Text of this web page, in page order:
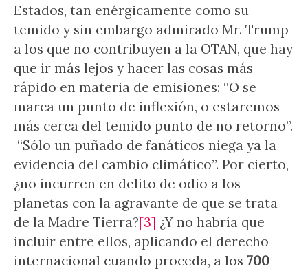
Estados, tan enérgicamente como su
temido y sin embargo admirado Mr. Trump
a los que no contribuyen a la OTAN, que hay
que ir más lejos y hacer las cosas más
rápido en materia de emisiones: “O se
marca un punto de inflexión, o estaremos
más cerca del temido punto de no retorno”.
“Sólo un puñado de fanáticos niega ya la
evidencia del cambio climático”. Por cierto,
¿no incurren en delito de odio a los
planetas con la agravante de que se trata
de la Madre Tierra?[3] ¿Y no habría que
incluir entre ellos, aplicando el derecho
internacional cuando proceda, a los 700